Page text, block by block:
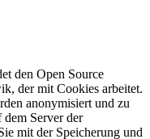
den Open Source
der mit Cookies arbeitet.
anonymisiert und zu
Server der
mit der Speicherung und